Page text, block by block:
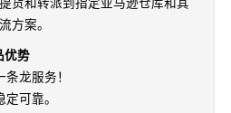
货和转派到指定亚马逊仓库和其
方案。
优势
龙服务！
可靠。